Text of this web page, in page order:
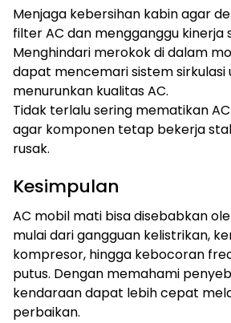
Menjaga kebersihan kabin agar
filter AC dan mengganggu kinerja
Menghindari merokok di dalam
dapat mencemari sistem sirkulasi
menurunkan kualitas AC.
Tidak terlalu sering mematikan
agar komponen tetap bekerja
rusak.
Kesimpulan
AC mobil mati bisa disebabkan
mulai dari gangguan kelistrikan,
kompresor, hingga kebocoran
putus. Dengan memahami
kendaraan dapat lebih cepat
perbaikan.